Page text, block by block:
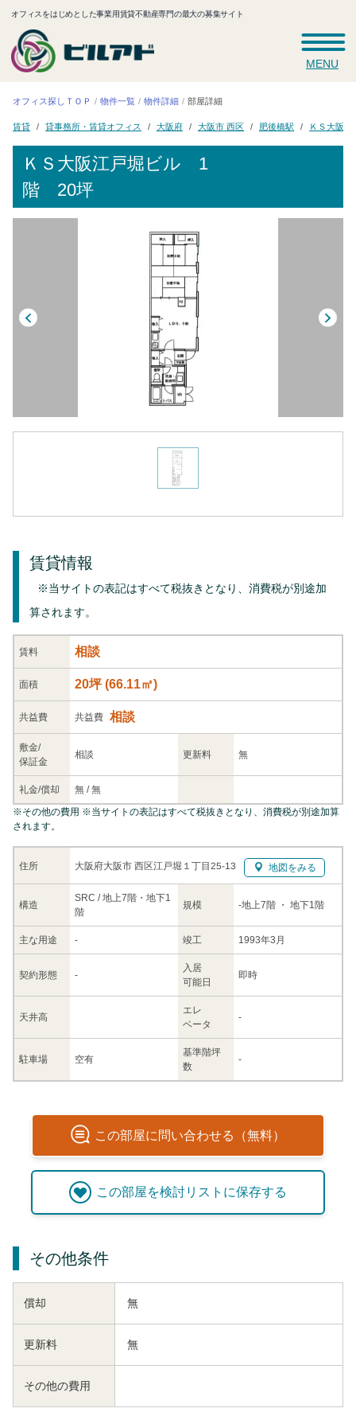
オフィスをはじめとした事業用賃貸不動産専門の最大の募集サイト
MENU
オフィス探しＴＯＰ 物件一覧 物件詳細 部屋詳細
賃貸 貸事務所・賃貸オフィス 大阪府 大阪市 西区 肥後橋駅 ＫＳ大阪江
ＫＳ大阪江戸堀ビル 1
階 20坪
賃貸情報
※当サイトの表記はすべて税抜きとなり、消費税が別途加
算されます。
賃料 相談
面積 20坪(66.11㎡)
共益費 共益費 相談
敷金/
保証金
相談 更新料 無
礼金/償却 無 /無
住所 大阪府大阪市 西区江戸堀１丁目25-13 地図をみる
構造
SRC / 地上7階・地下1
階
規模 -地上7階 ・ 地下1階
主な用途 - 竣工 1993年3月
契約形態 -
入居
可能日
即時
天井高
エレ
ベータ
-
駐車場 空有
基準階坪
数
-
※その他の費用 ※当サイトの表記はすべて税抜きとなり、消費税が別途加算
されます。
この部屋に問い合わせる（無料）
この部屋を検討リストに保存する
その他条件
償却 無
更新料 無
その他の費用